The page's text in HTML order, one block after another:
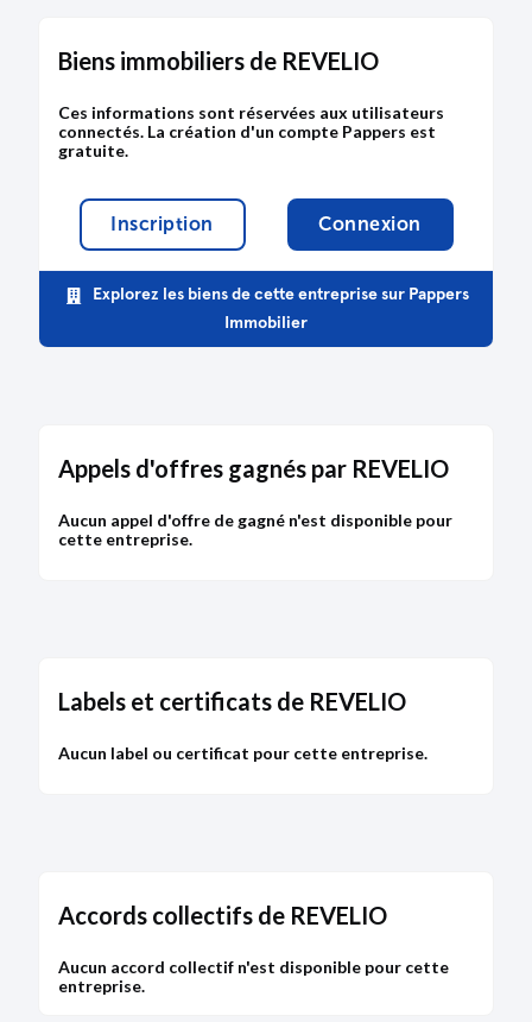
Biens immobiliers de REVELIO
Ces informations sont réservées aux utilisateurs
connectés. La création d'un compte Pappers est
gratuite.
Inscription Connexion
Explorez les biens de cette entreprise sur Pappers
Immobilier
Appels d'offres gagnés par REVELIO
Aucun appel d'offre de gagné n'est disponible pour
cette entreprise.
Labels et certificats de REVELIO
Aucun label ou certificat pour cette entreprise.
Accords collectifs de REVELIO
Aucun accord collectif n'est disponible pour cette
entreprise.